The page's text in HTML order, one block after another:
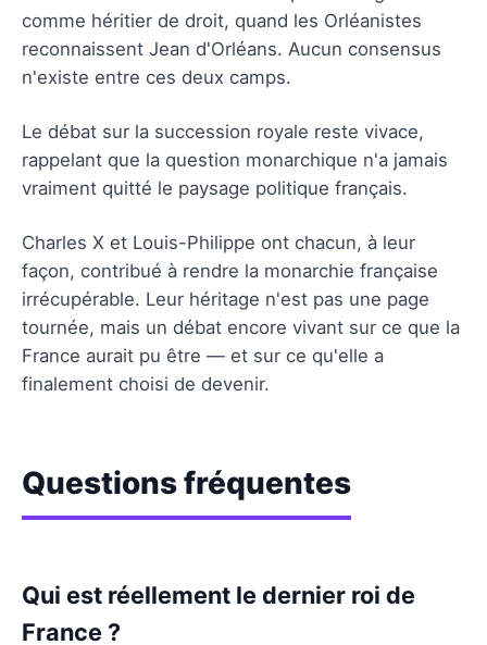
comme héritier de droit, quand les Orléanistes
reconnaissent Jean d'Orléans. Aucun consensus
n'existe entre ces deux camps.
Le débat sur la succession royale reste vivace,
rappelant que la question monarchique n'a jamais
vraiment quitté le paysage politique français.
Charles X et Louis-Philippe ont chacun, à leur
façon, contribué à rendre la monarchie française
irrécupérable. Leur héritage n'est pas une page
tournée, mais un débat encore vivant sur ce que la
France aurait pu être — et sur ce qu'elle a
finalement choisi de devenir.
Questions fréquentes
Qui est réellement le dernier roi de
France ?